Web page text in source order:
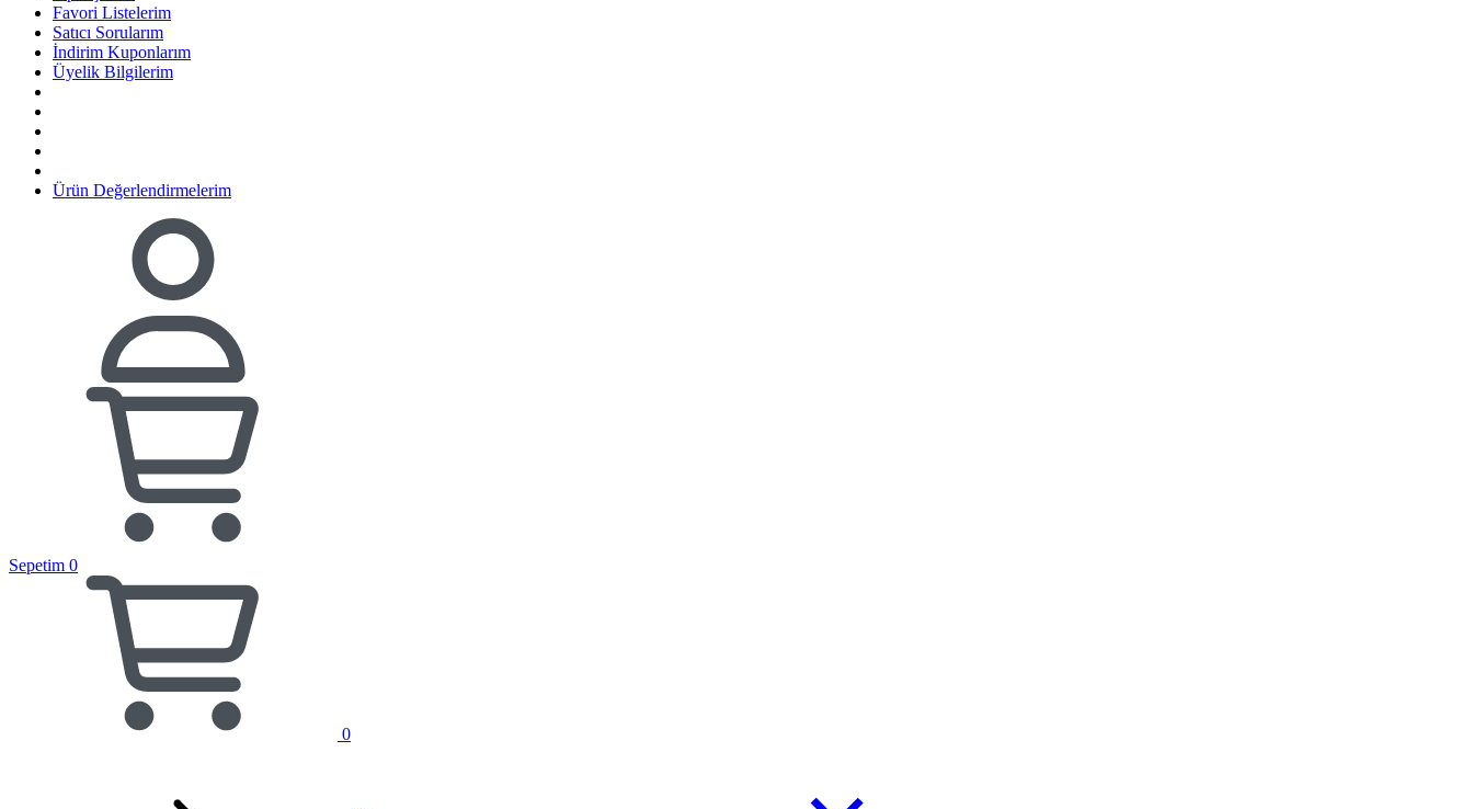
Favori Listelerim
Satıcı Sorularım
İndirim Kuponlarım
Üyelik Bilgilerim
Ürün Değerlendirmelerim
Sepetim 0
0